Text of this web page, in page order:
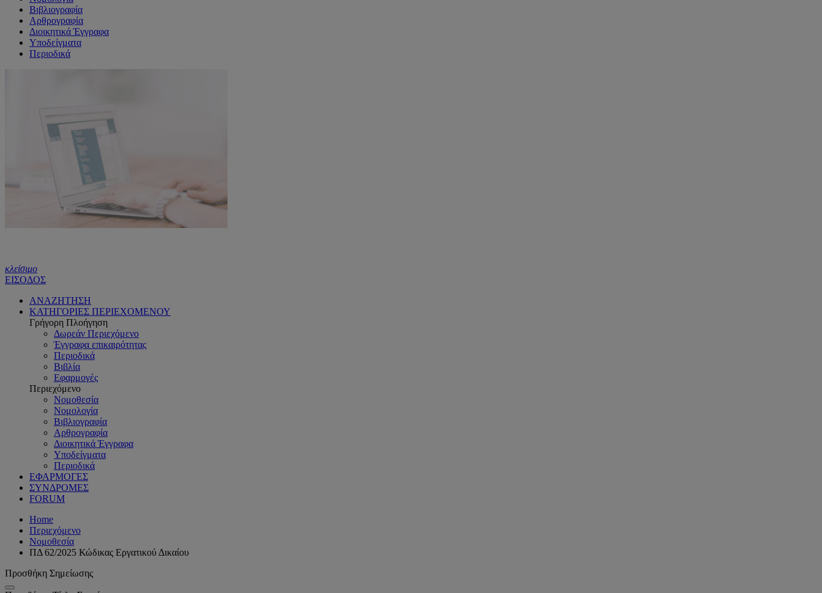
Βιβλιογραφία
Αρθρογραφία
Διοικητικά Έγγραφα
Υποδείγματα
Περιοδικά
κλείσιμο
ΕΙΣΟΔΟΣ
ΑΝΑΖΗΤΗΣΗ
ΚΑΤΗΓΟΡΙΕΣ ΠΕΡΙΕΧΟΜΕΝΟΥ
Γρήγορη Πλοήγηση
Δωρεάν Περιεχόμενο
Έγγραφα επικαιρότητας
Περιοδικά
Βιβλία
Εφαρμογές
Περιεχόμενο
Νομοθεσία
Νομολογία
Βιβλιογραφία
Αρθρογραφία
Διοικητικά Έγγραφα
Υποδείγματα
Περιοδικά
ΕΦΑΡΜΟΓΕΣ
ΣΥΝΔΡΟΜΕΣ
FORUM
Home
Περιεχόμενο
Νομοθεσία
ΠΔ 62/2025 Κώδικας Εργατικού Δικαίου
Προσθήκη Σημείωσης